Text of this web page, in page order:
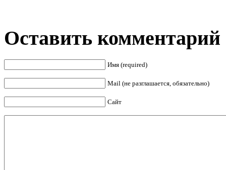
Оставить комментарий
Имя (required)
Mail (не разглашается, обязательно)
Сайт